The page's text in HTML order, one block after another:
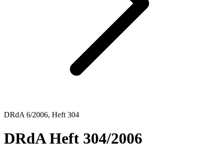
DRdA 6/2006, Heft 304
DRdA Heft 304/2006